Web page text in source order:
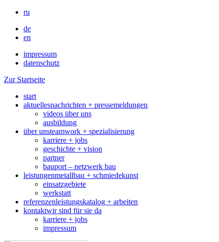
ru
de
en
impressum
datenschutz
Zur Startseite
start
aktuellesnachrichten + pressemeldungen
videos über uns
ausbildung
über unsteamwork + spezialisierung
karriere + jobs
geschichte + vision
partner
bauport – netzwerk bau
leistungenmetallbau + schmiedekunst
einsatzgebiete
werkstatt
referenzenleistungskatalog + arbeiten
kontaktwir sind für sie da
karriere + jobs
impressum